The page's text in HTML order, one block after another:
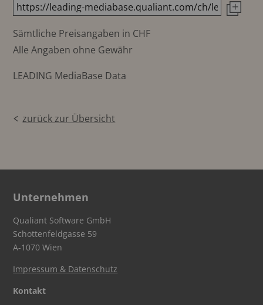
Sämtliche Preisangaben in CHF
Alle Angaben ohne Gewähr
LEADING MediaBase Data
zurück zur Übersicht
Unternehmen
Qualiant Software GmbH
Schottenfeldgasse 59
A-1070 Wien
Impressum & Datenschutz
Kontakt